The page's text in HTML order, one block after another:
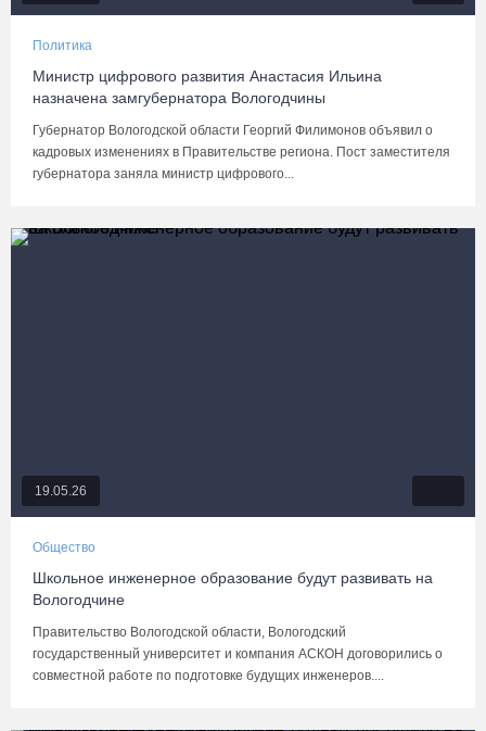
Политика
Министр цифрового развития Анастасия Ильина
назначена замгубернатора Вологодчины
Губернатор Вологодской области Георгий Филимонов объявил о
кадровых изменениях в Правительстве региона. Пост заместителя
губернатора заняла министр цифрового...
19.05.26
Общество
Школьное инженерное образование будут развивать на
Вологодчине
Правительство Вологодской области, Вологодский
государственный университет и компания АСКОН договорились о
совместной работе по подготовке будущих инженеров....